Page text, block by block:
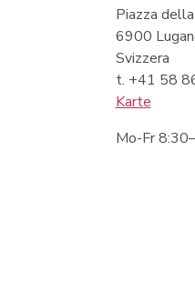
Piazza
6900
Svizzera
t. +41 58
Karte
Mo-Fr